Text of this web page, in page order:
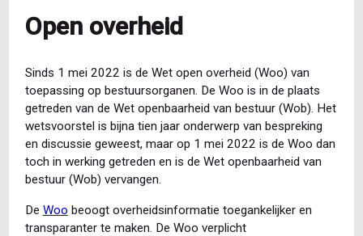
Open overheid
Sinds 1 mei 2022 is de Wet open overheid (Woo) van
toepassing op bestuursorganen. De Woo is in de plaats
getreden van de Wet openbaarheid van bestuur (Wob). Het
wetsvoorstel is bijna tien jaar onderwerp van bespreking
en discussie geweest, maar op 1 mei 2022 is de Woo dan
toch in werking getreden en is de Wet openbaarheid van
bestuur (Wob) vervangen.
De Woo beoogt overheidsinformatie toegankelijker en
transparanter te maken. De Woo verplicht